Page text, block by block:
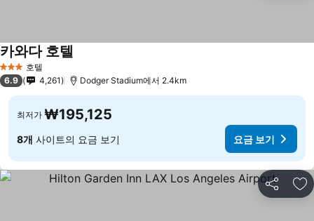
3 성급 호텔
카와다 호텔
6.9 4,261 Dodger Stadium에서 2.4km
최저가 ₩195,125
8개 사이트의 요금 보기 요금 보기
공유 즐